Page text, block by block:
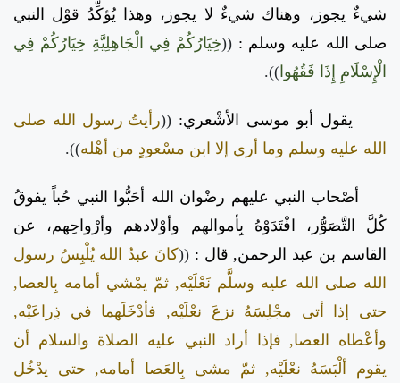
شيءٌ يجوز، وهناك شيءٌ لا يجوز، وهذا يُؤكِّدُ قوْل النبي
صلى الله عليه وسلم : ((خِيَارُكُمْ فِي الْجَاهِلِيَّةِ خِيَارُكُمْ فِي
الْإِسْلَامِ إِذَا فَقُهُوا)).
يقول أبو موسى الأشْعري: ((رأيتُ رسول الله صلى
الله عليه وسلم وما أرى إلا ابن مسْعودٍ من أهْله)).
أصْحاب النبي عليهم رضْوان الله أحَبُّوا النبي حُباً يفوقُ
كُلَّ التَّصَوُّر، افْتَدَوْهُ بِأموالهم وأوْلادهم وأرْواحِهم، عن
القاسم بن عبد الرحمن, قال : ((كانَ عبدُ الله يُلْبِسُ رسول
الله صلى الله عليه وسلَّم نَعْلَيْه, ثمّ يمْشي أمامه بِالعصا,
حتى إذا أتى مجْلِسَهُ نزعَ نعْلَيْه, فأدْخَلَهما في ذِراعَيْه,
وأعْطاه العصا, فإذا أراد النبي عليه الصلاة والسلام أن
يقوم ألْبَسَهُ نعْلَيْه, ثمّ مشى بِالعَصا أمامه, حتى يدْخُل